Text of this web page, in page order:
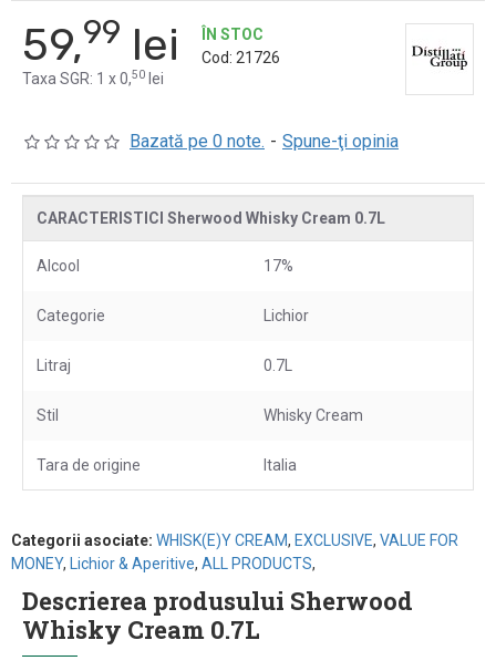
Bazată pe 0 note. - Spune-ţi opinia
59,99 lei
Taxa SGR: 1 x 0,50 lei
ÎN STOC
Cod: 21726
CARACTERISTICI Sherwood Whisky Cream 0.7L
Alcool 17%
Categorie Lichior
Litraj 0.7L
Stil Whisky Cream
Tara de origine Italia
Categorii asociate: WHISK(E)Y CREAM, EXCLUSIVE, VALUE FOR
MONEY, Lichior & Aperitive, ALL PRODUCTS,
Descrierea produsului Sherwood
Whisky Cream 0.7L